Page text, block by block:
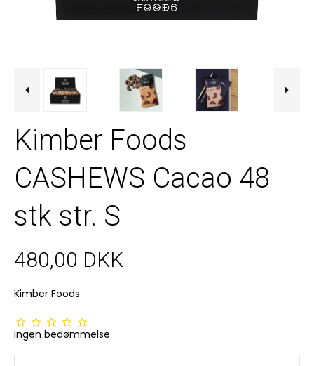
Kimber Foods
CASHEWS Cacao 48
stk str. S
480,00 DKK
Kimber Foods
Ingen bedømmelse